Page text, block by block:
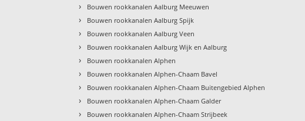
› Bouwen rookkanalen Aalburg Meeuwen
› Bouwen rookkanalen Aalburg Spijk
› Bouwen rookkanalen Aalburg Veen
› Bouwen rookkanalen Aalburg Wijk en Aalburg
› Bouwen rookkanalen Alphen
› Bouwen rookkanalen Alphen-Chaam Bavel
› Bouwen rookkanalen Alphen-Chaam Buitengebied Alphen
› Bouwen rookkanalen Alphen-Chaam Galder
› Bouwen rookkanalen Alphen-Chaam Strijbeek